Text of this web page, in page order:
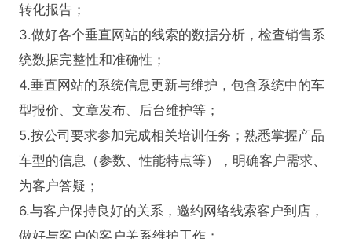
转化报告；
3.做好各个垂直网站的线索的数据分析，检查销售系
统数据完整性和准确性；
4.垂直网站的系统信息更新与维护，包含系统中的车
型报价、文章发布、后台维护等；
5.按公司要求参加完成相关培训任务；熟悉掌握产品
车型的信息（参数、性能特点等），明确客户需求、
为客户答疑；
6.与客户保持良好的关系，邀约网络线索客户到店，
做好与客户的客户关系维护工作；